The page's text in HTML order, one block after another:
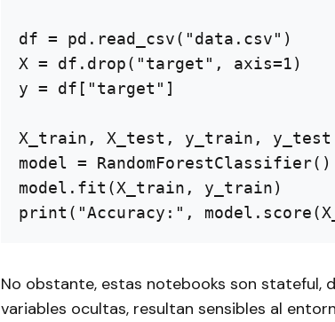
df = pd.read_csv("data.csv")
X = df.drop("target", axis=1)
y = df["target"]
X_train, X_test, y_train, y_test
model = RandomForestClassifier()
model.fit(X_train, y_train)
No obstante, estas notebooks son stateful,
variables ocultas, resultan sensibles al